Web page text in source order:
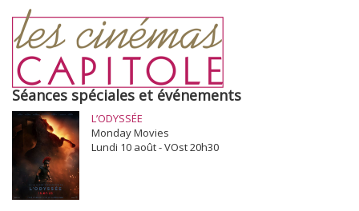
Séances spéciales et événements
L’ODYSSÉE
Monday Movies
Lundi 10 août - VOst 20h30